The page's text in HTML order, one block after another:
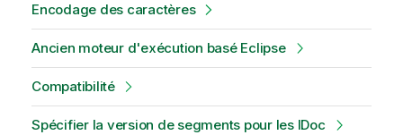
Encodage des caractères
Ancien moteur d'exécution basé Eclipse
Compatibilité
Spécifier la version de segments pour les IDoc